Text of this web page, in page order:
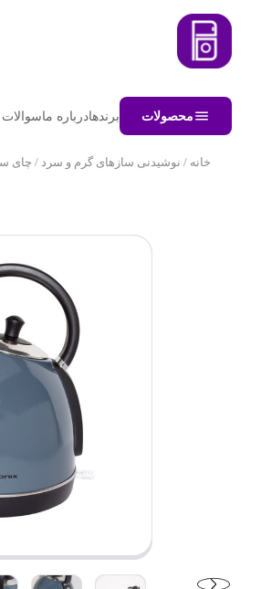
محصولات برندهادرباره ماسوالات
خانه / نوشیدنی سازهای گرم و سرد / چای